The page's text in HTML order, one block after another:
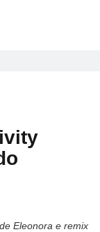
Eleonora e remix